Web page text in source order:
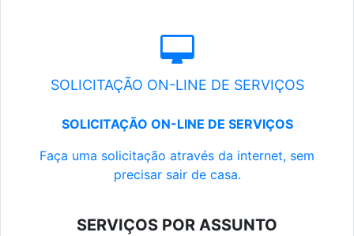
SOLICITAÇÃO ON-LINE DE SERVIÇOS
SOLICITAÇÃO ON-LINE DE SERVIÇOS
Faça uma solicitação através da internet, sem
precisar sair de casa.
SERVIÇOS POR ASSUNTO